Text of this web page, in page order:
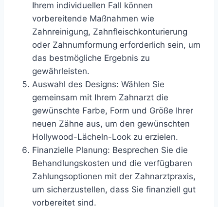
Ihrem individuellen Fall können
vorbereitende Maßnahmen wie
Zahnreinigung, Zahnfleischkonturierung
oder Zahnumformung erforderlich sein, um
das bestmögliche Ergebnis zu
gewährleisten.
Auswahl des Designs: Wählen Sie
gemeinsam mit Ihrem Zahnarzt die
gewünschte Farbe, Form und Größe Ihrer
neuen Zähne aus, um den gewünschten
Hollywood-Lächeln-Look zu erzielen.
Finanzielle Planung: Besprechen Sie die
Behandlungskosten und die verfügbaren
Zahlungsoptionen mit der Zahnarztpraxis,
um sicherzustellen, dass Sie finanziell gut
vorbereitet sind.